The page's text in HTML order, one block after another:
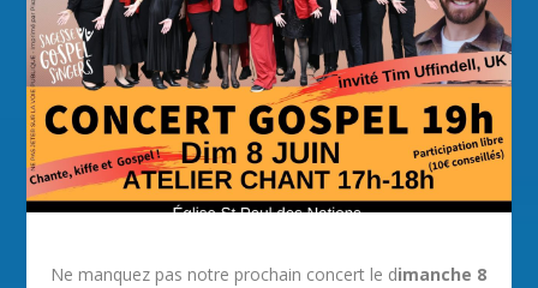
Ne manquez pas notre prochain concert le dimanche 8